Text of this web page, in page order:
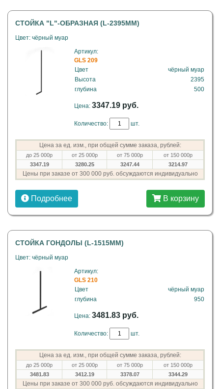
СТОЙКА "L"-ОБРАЗНАЯ (L-2395ММ)
Цвет: чёрный муар
Артикул:
GLS 209
Цвет
чёрный муар
Высота
2395
глубина
500
Цена: 3347.19 руб.
Количество: шт.
Цена за ед. изм., при общей сумме заказа, рублей:
до 25 000р от 25 000р от 75 000р
от 150 000р
3347.19
3280.25 3247.44 3214.97
Цены при заказе от 300 000 руб. обсуждаются индивидуально
Подробнее В корзину
СТОЙКА ГОНДОЛЫ (L-1515ММ)
Цвет: чёрный муар
Артикул:
GLS 210
Цвет
чёрный муар
глубина
950
Цена: 3481.83 руб.
Количество: шт.
Цена за ед. изм., при общей сумме заказа, рублей:
до 25 000р от 25 000р от 75 000р
от 150 000р
3481.83
3412.19 3378.07 3344.29
Цены при заказе от 300 000 руб. обсуждаются индивидуально